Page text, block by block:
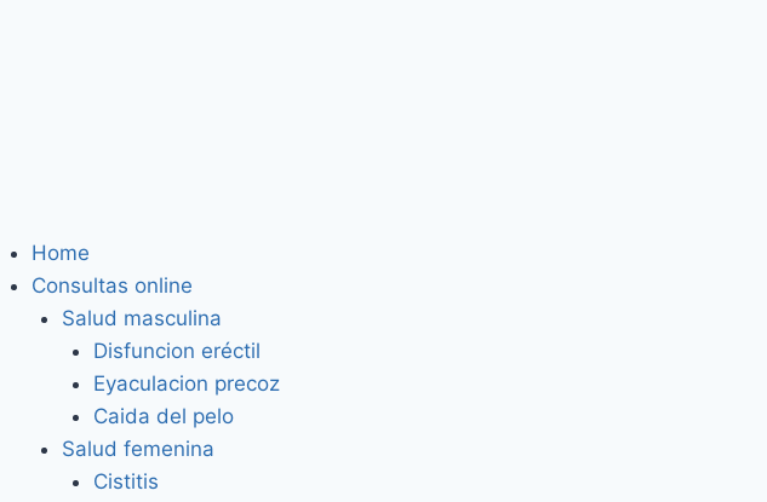
Home
Consultas online
Salud masculina
Disfuncion eréctil
Eyaculacion precoz
Caida del pelo
Salud femenina
Cistitis